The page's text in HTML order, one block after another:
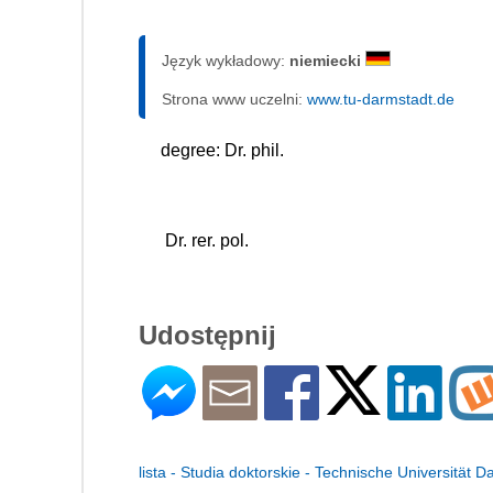
Język wykładowy: niemiecki
Strona www uczelni: www.tu-darmstadt.de
degree: Dr. phil.
Dr. rer. pol.
Udostępnij
lista - Studia doktorskie - Technische Universität